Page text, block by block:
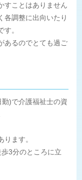
すことはありません
各調整に出向いたり
。
あるのでとても過ご
)で介護福祉士の資
ります。
3分のところに立